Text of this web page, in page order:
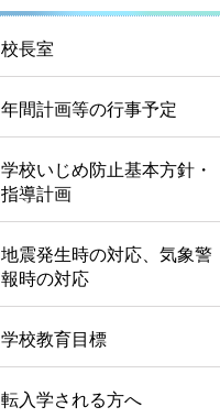
校長室
年間計画等の行事予定
学校いじめ防止基本方針・
指導計画
地震発生時の対応、気象警
報時の対応
学校教育目標
転入学される方へ